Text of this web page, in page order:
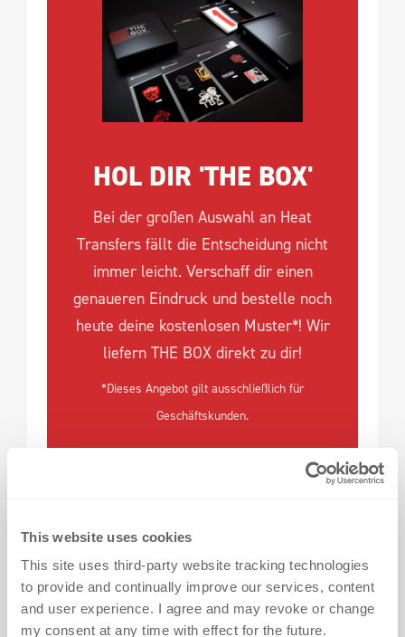
This website uses cookies
This site uses third-party website tracking technologies
to provide and continually improve our services, content
and user experience. I agree and may revoke or change
my consent at any time with effect for the future.
HOL DIR 'THE BOX'
Bei der großen Auswahl an Heat
Transfers fällt die Entscheidung nicht
immer leicht. Verschaff dir einen
genaueren Eindruck und bestelle noch
heute deine kostenlosen Muster*! Wir
liefern THE BOX direkt zu dir!
*Dieses Angebot gilt ausschließlich für
Geschäftskunden.